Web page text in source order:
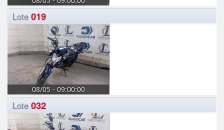
Lote 019
08/05 - 09:00:00
Lote 032